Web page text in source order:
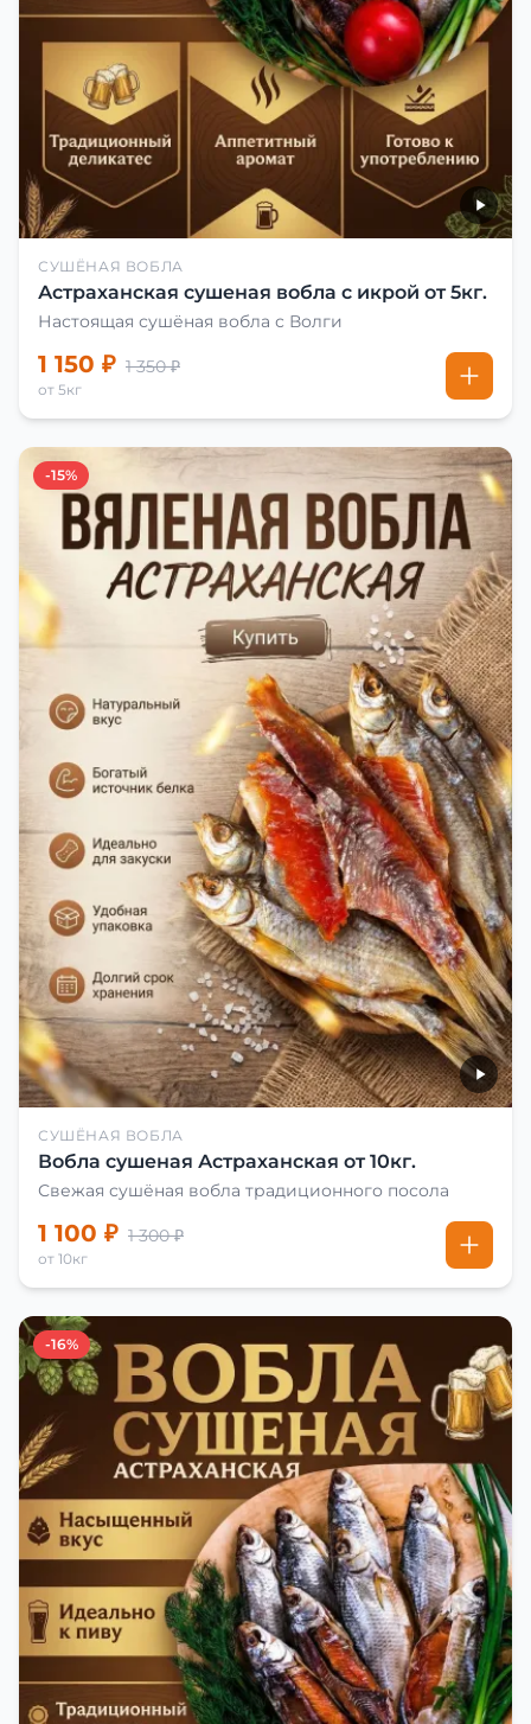
СУШЁНАЯ ВОБЛА
Астраханская сушеная вобла с икрой от 5кг.
Настоящая сушёная вобла с Волги
1 150 ₽ 1 350 ₽
от 5кг
-15%
СУШЁНАЯ ВОБЛА
Вобла сушеная Астраханская от 10кг.
Свежая сушёная вобла традиционного посола
1 100 ₽ 1 300 ₽
от 10кг
-16%